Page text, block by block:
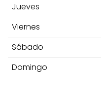
Jueves
Viernes
Sábado
Domingo